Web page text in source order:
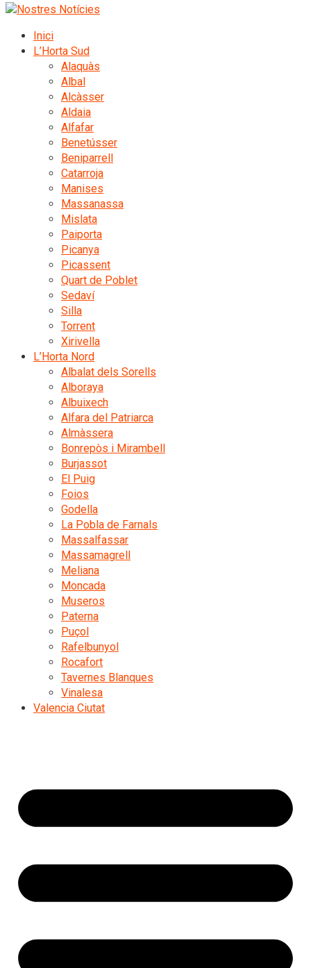
Inici
L’Horta Sud
Alaquàs
Albal
Alcàsser
Aldaia
Alfafar
Benetússer
Beniparrell
Catarroja
Manises
Massanassa
Mislata
Paiporta
Picanya
Picassent
Quart de Poblet
Sedaví
Silla
Torrent
Xirivella
L’Horta Nord
Albalat dels Sorells
Alboraya
Albuixech
Alfara del Patriarca
Almàssera
Bonrepòs i Mirambell
Burjassot
El Puig
Foios
Godella
La Pobla de Farnals
Massalfassar
Massamagrell
Meliana
Moncada
Museros
Paterna
Puçol
Rafelbunyol
Rocafort
Tavernes Blanques
Vinalesa
Valencia Ciutat